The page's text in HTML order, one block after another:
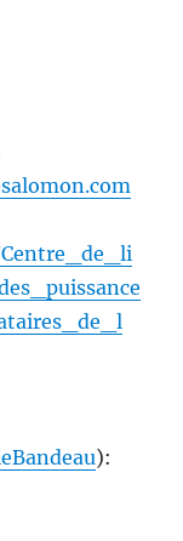
):